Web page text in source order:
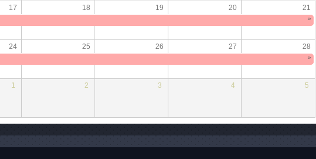
17 18 19 20 21
»
24 25 26 27 28
»
1 2 3 4 5